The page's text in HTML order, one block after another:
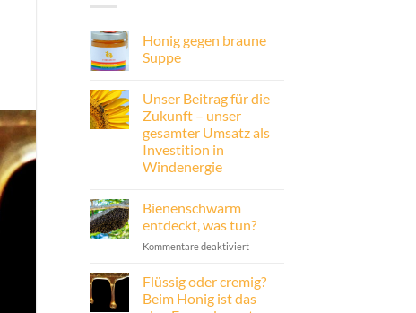
Honig gegen braune
Suppe
zu
Honig
gegen
braune
Suppe
Unser Beitrag für die
Zukunft – unser
gesamter Umsatz als
Investition in
Windenergie
zu
Unser
Beitrag
für
die
–
unser
gesamter
Bienenschwarm
entdeckt, was tun?
Kommentare deaktiviertfür
entdeckt,
was
tun?
Flüssig oder cremig?
Beim Honig ist das